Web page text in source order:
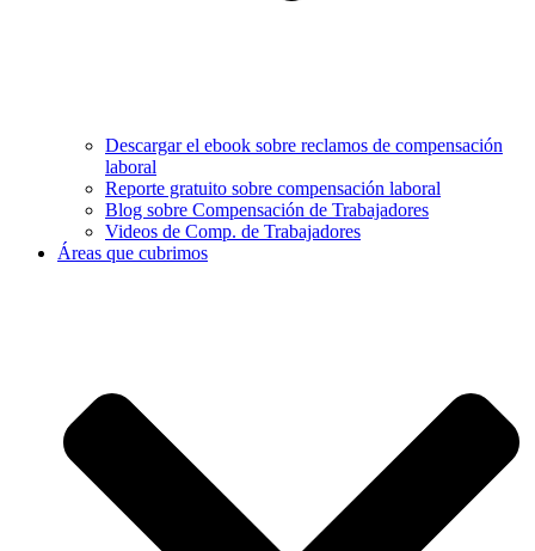
Descargar el ebook sobre reclamos de compensación
laboral
Reporte gratuito sobre compensación laboral
Blog sobre Compensación de Trabajadores
Videos de Comp. de Trabajadores
Áreas que cubrimos